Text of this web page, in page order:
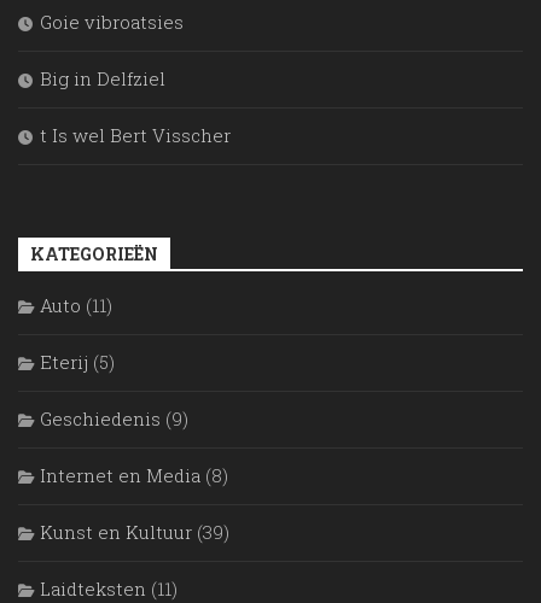
Goie vibroatsies
Big in Delfziel
t Is wel Bert Visscher
KATEGORIEËN
Auto (11)
Eterij (5)
Geschiedenis (9)
Internet en Media (8)
Kunst en Kultuur (39)
Laidteksten (11)